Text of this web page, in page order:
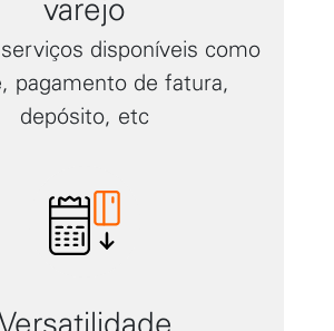
varejo
disponíveis como
pagamento de fatura,
depósito, etc